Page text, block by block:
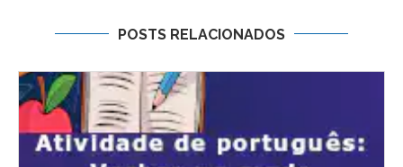
POSTS RELACIONADOS